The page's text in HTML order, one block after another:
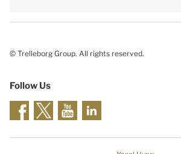
© Trelleborg Group. All rights reserved.
Follow Us